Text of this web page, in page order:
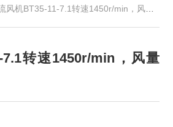
BT35-11-7.1转速1450r/min，风量26120m3/h，功率3kw
转速1450r/min，风量